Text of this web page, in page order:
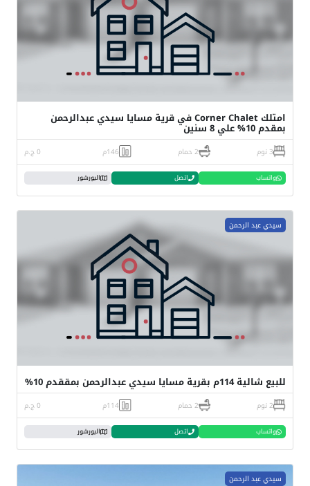
امتلك Corner Chalet في قرية مسايا سيدي عبدالرحمن
بمقدم 10% علي 8 سنين
3 نوم 2 حمام 146م 0 ج.م
واتساب اتصل البورشور
سيدي عبد الرحمن
للبيع شالية 114م بقرية مسايا سيدي عبدالرحمن بمققدم 10%
2 نوم 2 حمام 114م 0 ج.م
واتساب اتصل البورشور
سيدي عبد الرحمن